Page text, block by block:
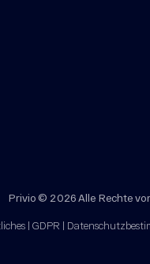
Privio © 2026 Alle Rechte
| GDPR |